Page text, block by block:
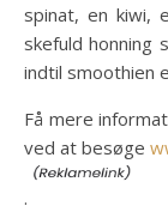
spinat, en kiwi,
skefuld honning
indtil smoothien
Få mere
ved at besøge
.